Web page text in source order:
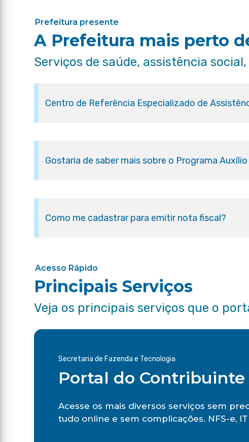
Prefeitura presente
A Prefeitura mais perto
Serviços de saúde, assistência
Centro de Referência Especializado de
Gostaria de saber mais sobre o Programa
Como me cadastrar para emitir nota fiscal?
Acesso Rápido
Principais Serviços
Veja os principais serviços que o
Secretaria de Fazenda e Tecnologia
Portal do Contribuinte
Acesse os mais diversos serviços sem
tudo online e sem complicações. NFS-e,